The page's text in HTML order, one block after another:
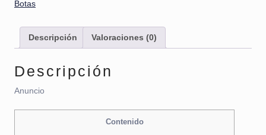
Botas
Descripción Valoraciones (0)
Descripción
Anuncio
Contenido